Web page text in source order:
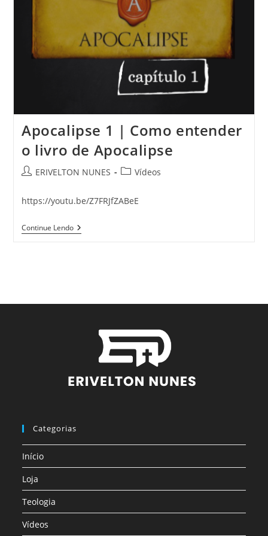
Apocalipse 1 | Como entender
o livro de Apocalipse
ERIVELTON NUNES Vídeos
https://youtu.be/Z7FRJfZABeE
Continue Lendo
Categorias
Início
Loja
Teologia
Vídeos